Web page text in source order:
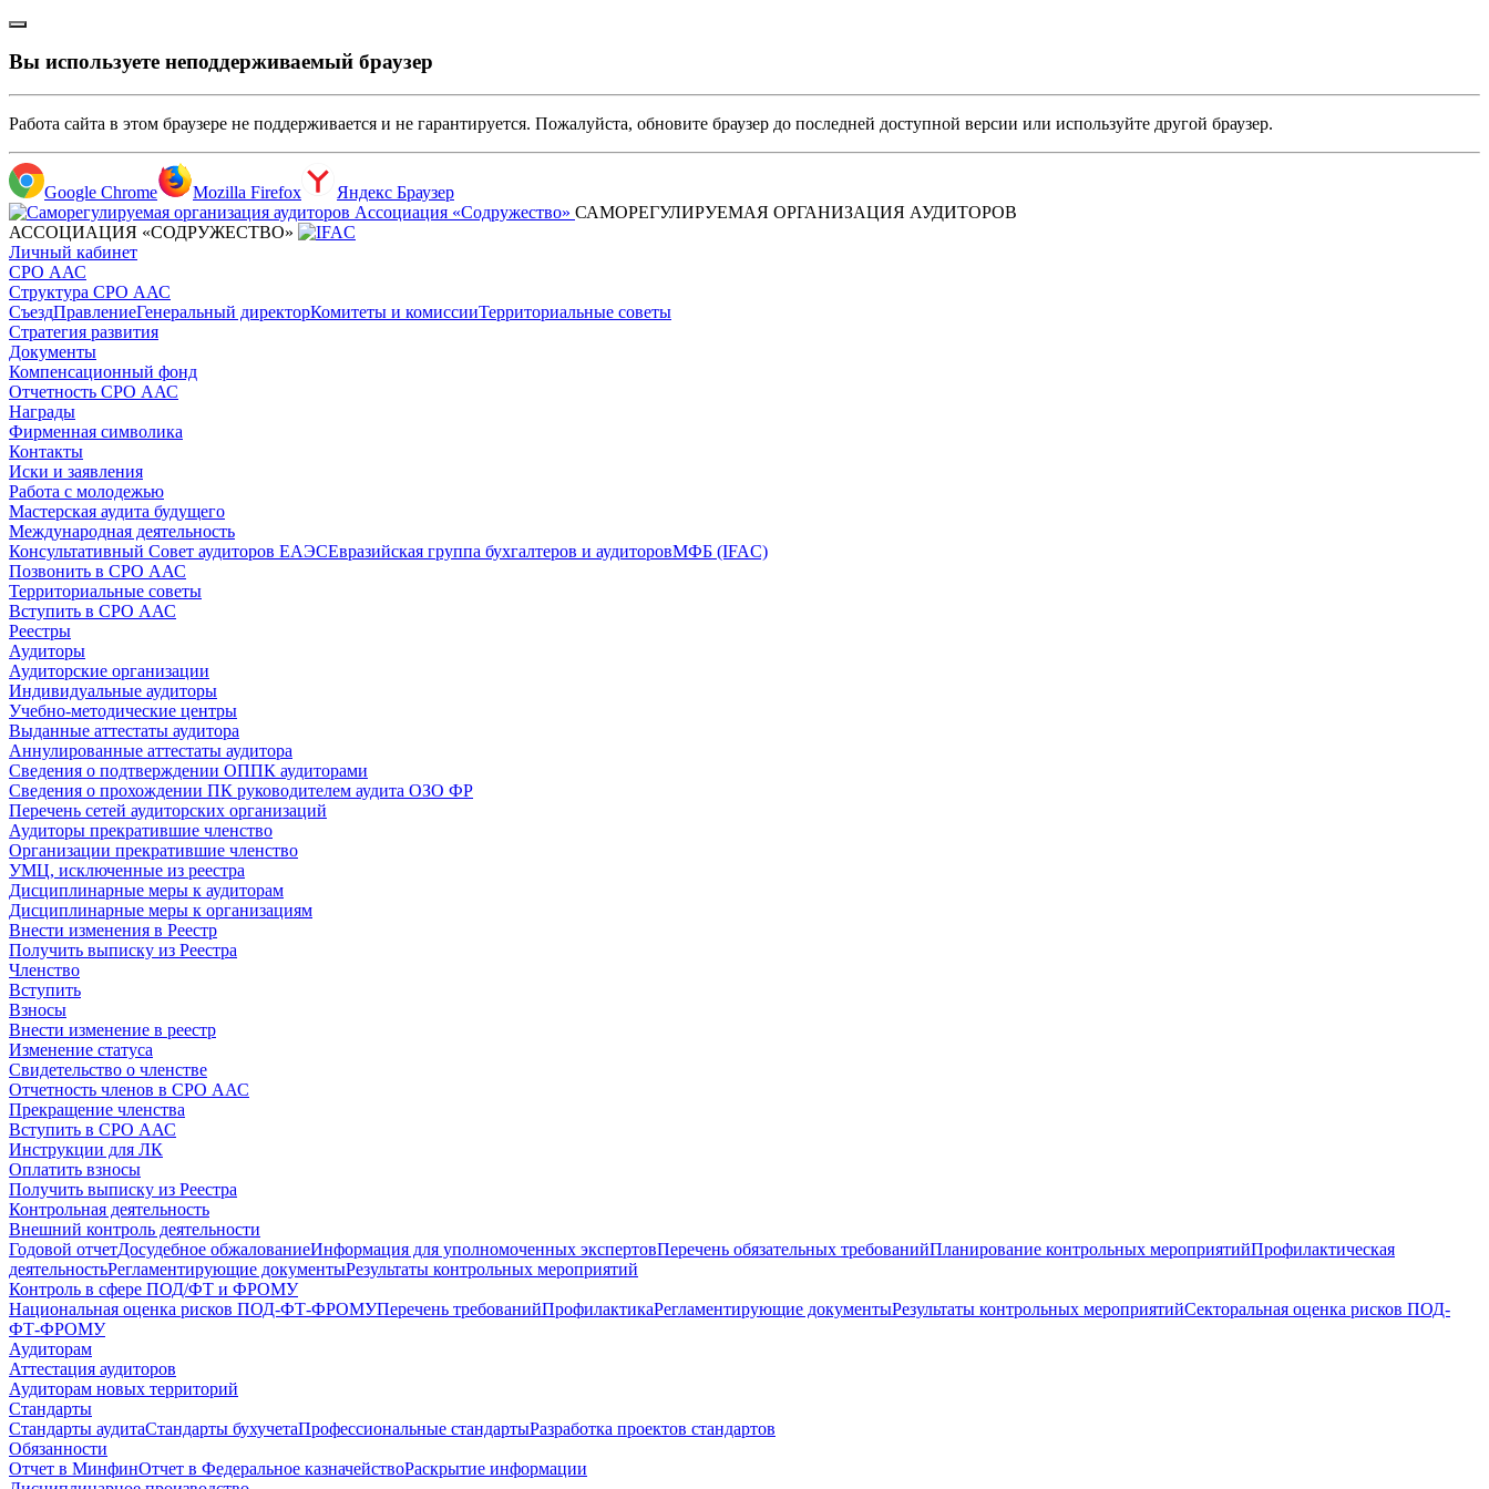
Вы используете неподдерживаемый браузер
Работа сайта в этом браузере не поддерживается и не гарантируется. Пожалуйста, обновите браузер до последней доступной версии или используйте другой браузер.
Google Chrome Mozilla Firefox
Яндекс Браузер
САМОРЕГУЛИРУЕМАЯ ОРГАНИЗАЦИЯ АУДИТОРОВ
АССОЦИАЦИЯ «СОДРУЖЕСТВО»
Личный кабинет
СРО ААС
Структура СРО ААС
СъездПравлениеГенеральный директорКомитеты и комиссииТерриториальные советы
Стратегия развития
Документы
Компенсационный фонд
Отчетность СРО ААС
Награды
Фирменная символика
Контакты
Иски и заявления
Работа с молодежью
Мастерская аудита будущего
Международная деятельность
Консультативный Совет аудиторов ЕАЭСЕвразийская группа бухгалтеров и аудиторовМФБ (IFAC)
Позвонить в СРО ААС
Территориальные советы
Вступить в СРО ААС
Реестры
Аудиторы
Аудиторские организации
Индивидуальные аудиторы
Учебно-методические центры
Выданные аттестаты аудитора
Аннулированные аттестаты аудитора
Сведения о подтверждении ОППК аудиторами
Сведения о прохождении ПК руководителем аудита ОЗО ФР
Перечень сетей аудиторских организаций
Аудиторы прекратившие членство
Организации прекратившие членство
УМЦ, исключенные из реестра
Дисциплинарные меры к аудиторам
Дисциплинарные меры к организациям
Внести изменения в Реестр
Получить выписку из Реестра
Членство
Вступить
Взносы
Внести изменение в реестр
Изменение статуса
Свидетельство о членстве
Отчетность членов в СРО ААС
Прекращение членства
Вступить в СРО ААС
Инструкции для ЛК
Оплатить взносы
Получить выписку из Реестра
Контрольная деятельность
Внешний контроль деятельности
Годовой отчетДосудебное обжалованиеИнформация для уполномоченных экспертовПеречень обязательных требованийПланирование контрольных мероприятийПрофилактическая
деятельностьРегламентирующие документыРезультаты контрольных мероприятий
Контроль в сфере ПОД/ФТ и ФРОМУ
Национальная оценка рисков ПОД-ФТ-ФРОМУПеречень требованийПрофилактикаРегламентирующие документыРезультаты контрольных мероприятийСекторальная оценка рисков ПОД-
ФТ-ФРОМУ
Аудиторам
Аттестация аудиторов
Аудиторам новых территорий
Стандарты
Стандарты аудитаСтандарты бухучетаПрофессиональные стандартыРазработка проектов стандартов
Обязанности
Отчет в МинфинОтчет в Федеральное казначействоРаскрытие информации